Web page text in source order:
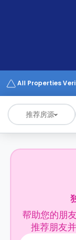
Works
All Properties
推荐房源
帮助您的朋
推荐朋友